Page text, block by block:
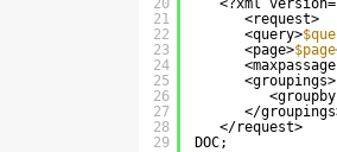
20
21
22
23
24
25
26
27
28
29
<?xml version=
<request>
<query>
<page>$page
<groupings>
</
</request>
DOC;